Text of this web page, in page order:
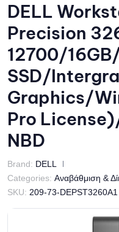
DELL
Precision
12700/
SSD/
Graphics/
Pro
NBD
Brand: DELL
Categories: Αναβάθμιση &
SKU: 209-73-DEPST3260A1